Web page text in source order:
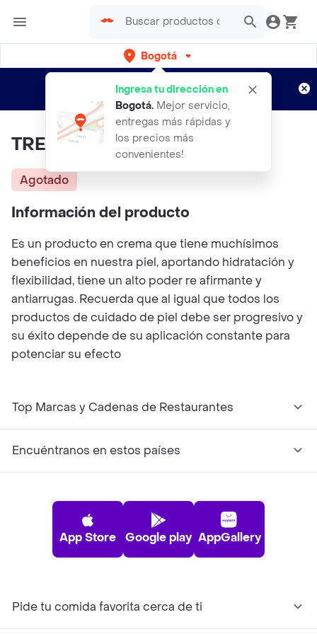
Bogotá
Ingresa tu dirección en
Bogotá. Mejor servicio,
entregas más rápidas y
los precios más
convenientes!
envíos gratis por semanas
Aplican TyC
TRENDY Contorno De Ojos
Agotado
Información del producto
Es un producto en crema que tiene muchísimos
beneficios en nuestra piel, aportando hidratación y
flexibilidad, tiene un alto poder re afirmante y
antiarrugas. Recuerda que al igual que todos los
productos de cuidado de piel debe ser progresivo y
su éxito depende de su aplicación constante para
potenciar su efecto
Top Marcas y Cadenas de Restaurantes
Encuéntranos en estos países
App Store Google play AppGallery
Pide tu comida favorita cerca de ti